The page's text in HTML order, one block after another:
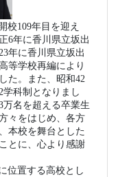
校109年目を迎え
6年に香川県立坂出
年に香川県立坂出
等学校再編により
た。また、昭和42
科制となりまし
名を超える卒業生
々をはじめ、各方
本校を舞台とした
とに、心より感謝
位置する高校とし